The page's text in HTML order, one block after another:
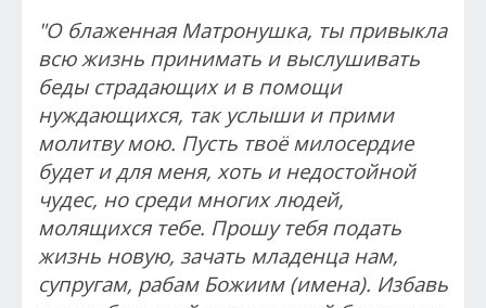
"О блаженная Матронушка, ты привыкла
всю жизнь принимать и выслушивать
беды страдающих и в помощи
нуждающихся, так услыши и прими
молитву мою. Пусть твоё милосердие
будет и для меня, хоть и недостойной
чудес, но среди многих людей,
молящихся тебе. Прошу тебя подать
жизнь новую, зачать младенца нам,
супругам, рабам Божиим (имена). Избавь